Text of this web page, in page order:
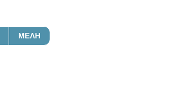
ΜΈΛΗ